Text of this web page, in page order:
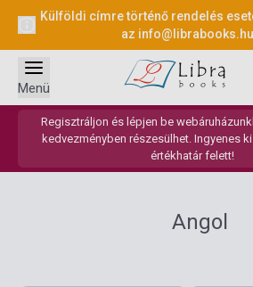
Külföldi címre történő rendelés
az info@librabooks.hu
Regisztráljon és lépjen be
kedvezményben részesülhet. Ingyenes
értékhatár felett!
Menü
Angol